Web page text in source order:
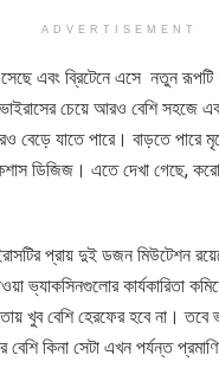
ADVERTISEMENT
এবং ব্রিটেনে এসে নতুন রূপটি
চেয়ে আরও বেশি সহজে
যাতে পারে। বাড়তে পারে
ডিজিজ। এতে দেখা গেছে,
প্রায় দুই ডজন মিউটেশন
কার্যকারিতা
খুব বেশি হেরফের হবে না।
কিনা সেটা এখন পর্যন্ত